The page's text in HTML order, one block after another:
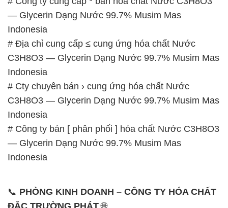
— Glycerin Dạng Nước 99.7% Musim Mas
Indonesia
# Địa chỉ cung cấp ≤ cung ứng hóa chất Nước
C3H8O3 — Glycerin Dạng Nước 99.7% Musim Mas
Indonesia
# Cty chuyên bán › cung ứng hóa chất Nước
C3H8O3 — Glycerin Dạng Nước 99.7% Musim Mas
Indonesia
# Công ty bán [ phân phối ] hóa chất Nước C3H8O3
— Glycerin Dạng Nước 99.7% Musim Mas
Indonesia
📞 PHÒNG KINH DOANH – CÔNG TY HÓA CHẤT
ĐẮC TRƯỜNG PHÁT🌐